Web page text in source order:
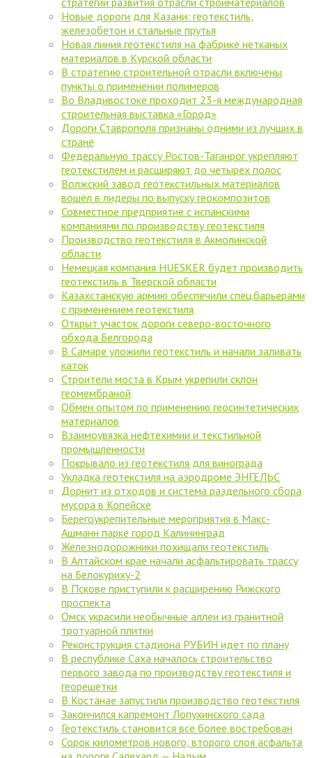
Новые дороги для Казани: геотекстиль,
железобетон и стальные прутья
Новая линия геотекстиля на фабрике нетканых
материалов в Курской области
В стратегию строительной отрасли включены
пункты о применении полимеров
Во Владивостоке проходит 23-я международная
строительная выставка «Город»
Дороги Ставрополя признаны одними из лучших в
стране
Федеральную трассу Ростов-Таганрог укрепляют
геотекстилем и расширяют до четырех полос
Волжский завод геотекстильных материалов
вошёл в лидеры по выпуску геокомпозитов
Совместное предприятие с испанскими
компаниями по производству геотекстиля
Производство геотекстиля в Акмолинской
области
Немецкая компания HUESKER будет производить
геотекстиль в Тверской области
Казахстанскую армию обеспечили спец.барьерами
с применением геотекстиля
Открыт участок дороги северо-восточного
обхода Белгорода
В Самаре уложили геотекстиль и начали заливать
каток
Строители моста в Крым укрепили склон
геомембраной
Обмен опытом по применению геосинтетических
материалов
Взаимоувязка нефтехимии и текстильной
промышленности
Покрывало из геотекстиля для винограда
Укладка геотекстиля на аэродроме ЭНГЕЛЬС
Дорнит из отходов и система раздельного сбора
мусора в Копейске
Берегоукрепительные мероприятия в Макс-
Ашманн парке город Калининград
Железнодорожники похищали геотекстиль
В Алтайском крае начали асфальтировать трассу
на Белокуриху-2
В Пскове приступили к расширению Рижского
проспекта
Омск украсили необычные аллеи из гранитной
тротуарной плитки
Реконструкция стадиона РУБИН идет по плану
В республике Саха началось строительство
первого завода по производству геотекстиля и
георешетки
В Костанае запустили производство геотекстиля
Закончился капремонт Лопухинского сада
Геотекстиль становится все более востребован
Сорок километров нового, второго слоя асфальта